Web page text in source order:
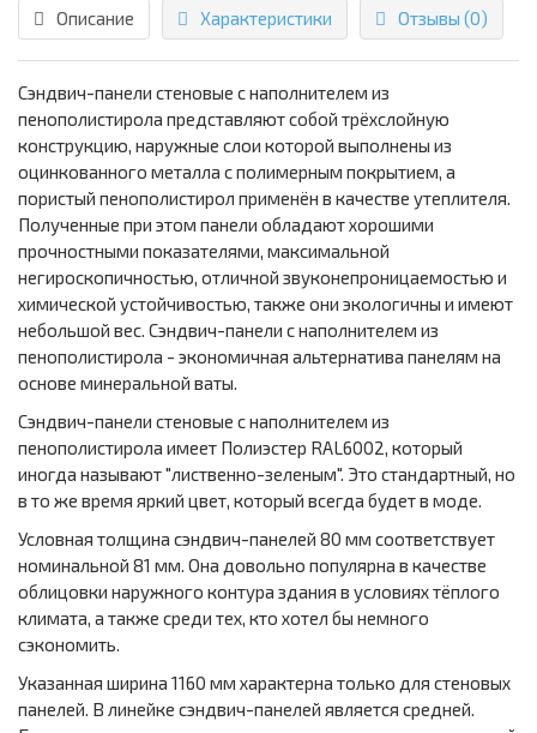
Описание Характеристики Отзывы (0)
Сэндвич-панели стеновые с наполнителем из
пенополистирола представляют собой трёхслойную
конструкцию, наружные слои которой выполнены из
оцинкованного металла с полимерным покрытием, а
пористый пенополистирол применён в качестве утеплителя.
Полученные при этом панели обладают хорошими
прочностными показателями, максимальной
негироскопичностью, отличной звуконепроницаемостью и
химической устойчивостью, также они экологичны и имеют
небольшой вес. Сэндвич-панели с наполнителем из
пенополистирола - экономичная альтернатива панелям на
основе минеральной ваты.
Сэндвич-панели стеновые с наполнителем из
пенополистирола имеет Полиэстер RAL6002, который
иногда называют "лиственно-зеленым". Это стандартный, но
в то же время яркий цвет, который всегда будет в моде.
Условная толщина сэндвич-панелей 80 мм соответствует
номинальной 81 мм. Она довольно популярна в качестве
облицовки наружного контура здания в условиях тёплого
климата, а также среди тех, кто хотел бы немного
сэкономить.
Указанная ширина 1160 мм характерна только для стеновых
панелей. В линейке сэндвич-панелей является средней.